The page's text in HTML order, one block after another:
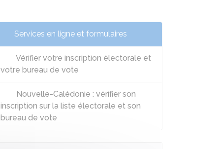
Services en ligne et formulaires
Vérifier votre inscription électorale et
votre bureau de vote
Nouvelle-Calédonie : vérifier son
inscription sur la liste électorale et son
bureau de vote